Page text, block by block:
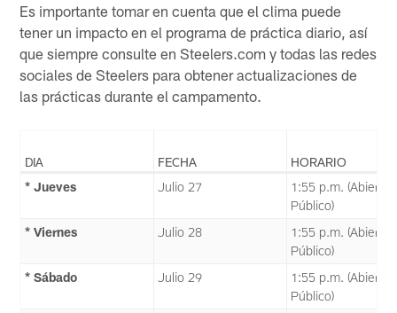
Es importante tomar en cuenta que el clima puede
tener un impacto en el programa de práctica diario, así
que siempre consulte en Steelers.com y todas las redes
sociales de Steelers para obtener actualizaciones de
las prácticas durante el campamento.
DIA FECHA
HORARIO
* Jueves
Julio 27
1:55 p.m. (Abierto
Público)
* Viernes
Julio 28
1:55 p.m. (Abierto
Público)
* Sábado
Julio 29
1:55 p.m. (Abierto
Público)